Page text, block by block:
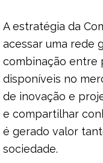
A estratégia da
acessar uma rede
combinação entre
disponíveis no
de inovação e
e compartilhar
é gerado valor
sociedade.